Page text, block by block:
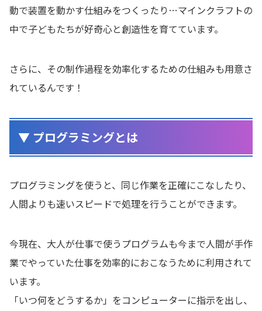
動で装置を動かす仕組みをつくったり…マインクラフトの
中で子どもたちが好奇心と創造性を育てています。
さらに、その制作過程を効率化するための仕組みも用意さ
れているんです！
▼ プログラミングとは
プログラミングを使うと、同じ作業を正確にこなしたり、
人間よりも速いスピードで処理を行うことができます。
今現在、大人が仕事で使うプログラムも今まで人間が手作
業でやっていた仕事を効率的におこなうために利用されて
います。
「いつ何をどうするか」をコンピューターに指示を出し、